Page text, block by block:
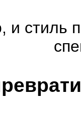
и стиль